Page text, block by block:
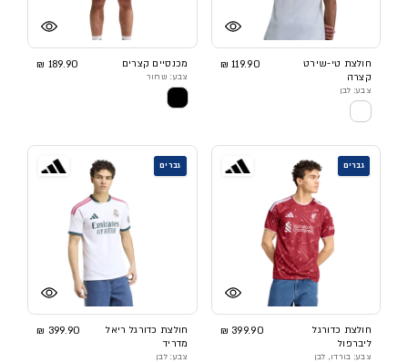
חולצת טי-שירט
קצרה
119.90 ₪
צבע: לבן
מכנסיים קצרים 189.90 ₪
צבע: שחור
גברים
חולצת כדורגל
ליברפול
399.90 ₪
צבע: בורדו, לבן
גברים
חולצת כדורגל ריאל
מדריד
399.90 ₪
צבע: לבן